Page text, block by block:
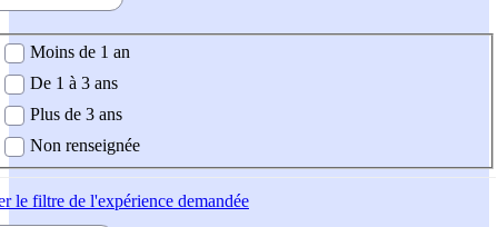
demandée
Moins de 1 an
De 1 à 3 ans
Plus de 3 ans
Non renseignée
le filtre de l'expérience demandée